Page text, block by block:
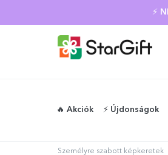
🔥 Akciók ⚡️ Újdonságok
Személyre szabott képkeretek